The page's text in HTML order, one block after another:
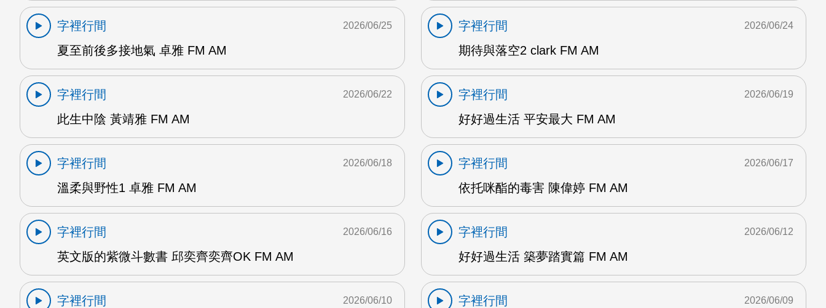
字裡行間
夏至前後多接地氣 卓雅 FM AM
2026/06/25
字裡行間
期待與落空2 clark FM AM
2026/06/24
字裡行間
此生中陰 黃靖雅 FM AM
2026/06/22
字裡行間
好好過生活 平安最大 FM AM
2026/06/19
字裡行間
溫柔與野性1 卓雅 FM AM
2026/06/18
字裡行間
依托咪酯的毒害 陳偉婷 FM AM
2026/06/17
字裡行間
英文版的紫微斗數書 邱奕齊奕齊OK FM AM
2026/06/16
字裡行間
好好過生活 築夢踏實篇 FM AM
2026/06/12
字裡行間
2026/06/10
字裡行間
2026/06/09